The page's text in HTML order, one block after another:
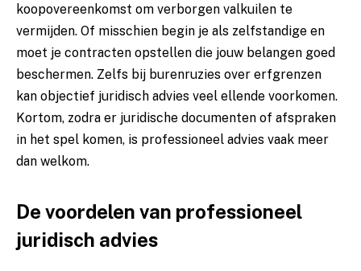
koopovereenkomst om verborgen valkuilen te
vermijden. Of misschien begin je als zelfstandige en
moet je contracten opstellen die jouw belangen goed
beschermen. Zelfs bij burenruzies over erfgrenzen
kan objectief juridisch advies veel ellende voorkomen.
Kortom, zodra er juridische documenten of afspraken
in het spel komen, is professioneel advies vaak meer
dan welkom.
De voordelen van professioneel
juridisch advies